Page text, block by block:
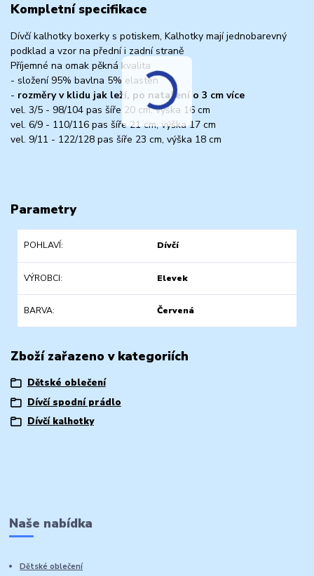
Kompletní specifikace
Dívčí kalhotky boxerky s potiskem, Kalhotky mají jednobarevný
podklad a vzor na přední i zadní straně
Příjemné na omak pěkná kvalita
- složení 95% bavlna 5% elasten
- rozměry v klidu jak leží, po natažení o 3 cm více
vel. 3/5 - 98/104 pas šíře 20 cm, výška 16 cm
vel. 6/9 - 110/116 pas šíře 21 cm, výška 17 cm
vel. 9/11 - 122/128 pas šíře 23 cm, výška 18 cm
Parametry
POHLAVÍ Dívčí
VÝROBCI Elevek
BARVA Červená
Zboží zařazeno v kategoriích
Dětské oblečení
Dívčí spodní prádlo
Dívčí kalhotky
Naše nabídka
Dětské oblečení